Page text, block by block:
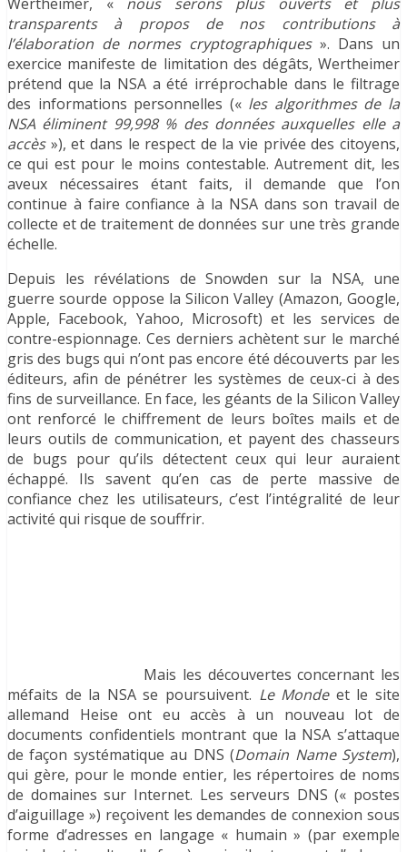
transparents à propos de nos contributions à
l’élaboration de normes cryptographiques». Dans un
exercice manifeste de limitation des dégâts, Wertheimer
prétend que la NSA a été irréprochable dans le filtrage
des informations personnelles (« les algorithmes de la
NSA éliminent 99,998 % des données auxquelles elle a
accès»), et dans le respect de la vie privée des citoyens,
ce qui est pour le moins contestable. Autrement dit, les
aveux nécessaires étant faits, il demande que l’on
continue à faire confiance à la NSA dans son travail de
collecte et de traitement de données sur une très grande
échelle.
Depuis les révélations de Snowden sur la NSA, une
guerre sourde oppose la Silicon Valley (Amazon, Google,
Apple, Facebook, Yahoo, Microsoft) et les services de
contre-espionnage. Ces derniers achètent sur le marché
gris des bugs qui n’ont pas encore été découverts par les
éditeurs, afin de pénétrer les systèmes de ceux-ci à des
fins de surveillance. En face, les géants de la Silicon Valley
ont renforcé le chiffrement de leurs boîtes mails et de
leurs outils de communication, et payent des chasseurs
de bugs pour qu’ils détectent ceux qui leur auraient
échappé. Ils savent qu’en cas de perte massive de
confiance chez les utilisateurs, c’est l’intégralité de leur
activité qui risque de souffrir.
Mais les découvertes concernant les
méfaits de la NSA se poursuivent. Le Monde et le site
allemand Heise ont eu accès à un nouveau lot de
documents confidentiels montrant que la NSA s’attaque
de façon systématique au DNS (Domain Name System),
qui gère, pour le monde entier, les répertoires de noms
de domaines sur Internet. Les serveurs DNS (« postes
d’aiguillage ») reçoivent les demandes de connexion sous
forme d’adresses en langage « humain » (par exemple